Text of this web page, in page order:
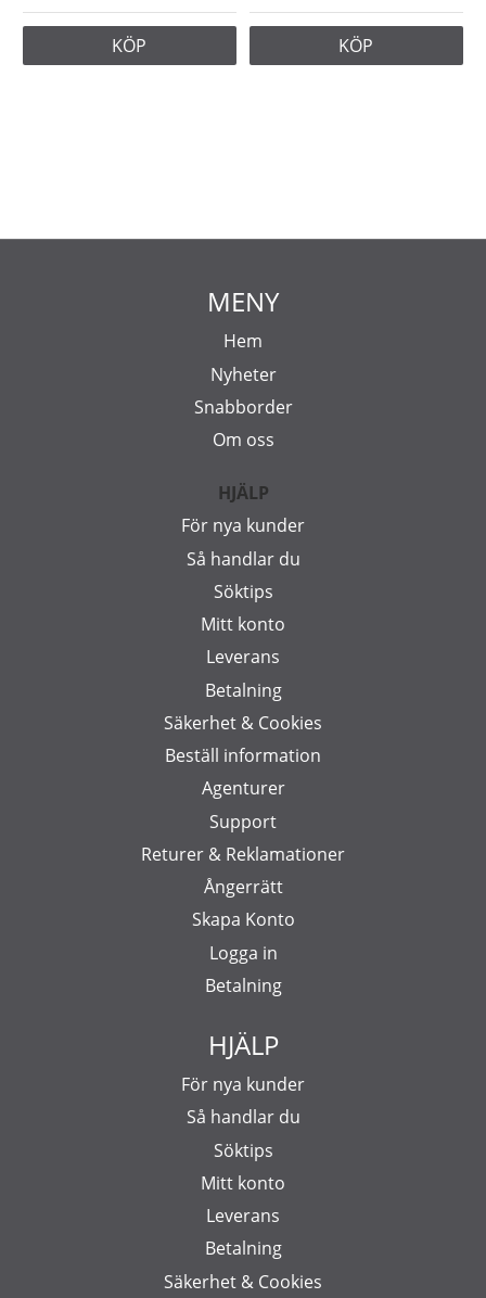
KÖP KÖP
MENY
Hem
Nyheter
Snabborder
Om oss
HJÄLP
För nya kunder
Så handlar du
Söktips
Mitt konto
Leverans
Betalning
Säkerhet & Cookies
Beställ information
Agenturer
Support
Returer & Reklamationer
Ångerrätt
Skapa Konto
Logga in
Betalning
HJÄLP
För nya kunder
Så handlar du
Söktips
Mitt konto
Leverans
Betalning
Säkerhet & Cookies